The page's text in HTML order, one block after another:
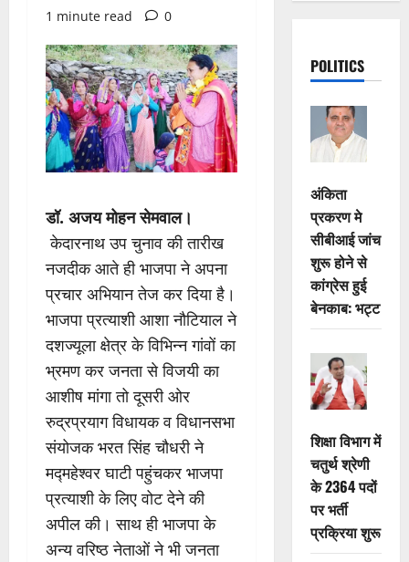
1 minute read
0
डॉ. अजय मोहन सेमवाल।
केदारनाथ उप चुनाव की तारीख
नजदीक आते ही भाजपा ने अपना
प्रचार अभियान तेज कर दिया है।
भाजपा प्रत्याशी आशा नौटियाल ने
दशज्यूला क्षेत्र के विभिन्न गांवों का
भ्रमण कर जनता से विजयी का
आशीष मांगा तो दूसरी ओर
रुद्रप्रयाग विधायक व विधानसभा
संयोजक भरत सिंह चौधरी ने
मद्महेश्वर घाटी पहुंचकर भाजपा
प्रत्याशी के लिए वोट देने की
अपील की। साथ ही भाजपा के
अन्य वरिष्ठ नेताओं ने भी जनता
POLITICS
अंकिता
प्रकरण मे
सीबीआई जांच
शुरू होने से
कांग्रेस हुई
बेनकाब: भट्ट
शिक्षा विभाग में
चतुर्थ श्रेणी
के 2364 पदों
पर भर्ती
प्रक्रिया शुरू